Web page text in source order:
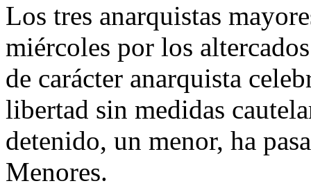
Los tres anarquistas
miércoles por los
de carácter anarquista
libertad sin medidas
detenido, un menor, ha
Menores.